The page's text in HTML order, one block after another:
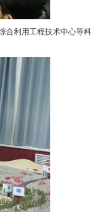
团盐碱地综合利用工